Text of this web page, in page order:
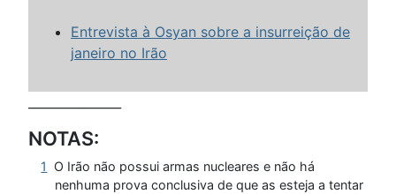
Entrevista à Osyan sobre a insurreição de
janeiro no Irão
NOTAS:
1 O Irão não possui armas nucleares e não há
nenhuma prova conclusiva de que as esteja a tentar